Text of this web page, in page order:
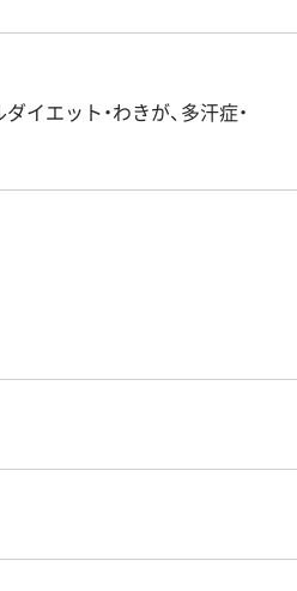
イエット・わきが、多汗症・